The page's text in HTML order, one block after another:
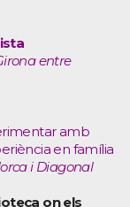
entre
amb
en família
i Diagonal
on els